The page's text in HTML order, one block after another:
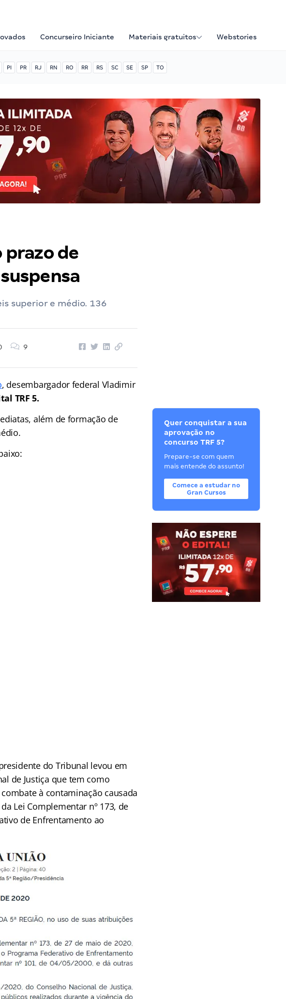
Concurseiro Iniciante Materiais gratuitos Webstories
PI PR RJ RN RO RR RS SC SE SP TO
prazo de
superior e médio. 136
9
, desembargador federal Vladimir
TRF 5.
além de formação de
do Tribunal levou em
de Justiça que tem como
à contaminação causada
Lei Complementar nº 173, de
de Enfrentamento ao
Quer conquistar a sua
aprovação no
concurso TRF 5?
Prepare-se com quem
mais entende do assunto!
Comece a estudar no
Gran Cursos